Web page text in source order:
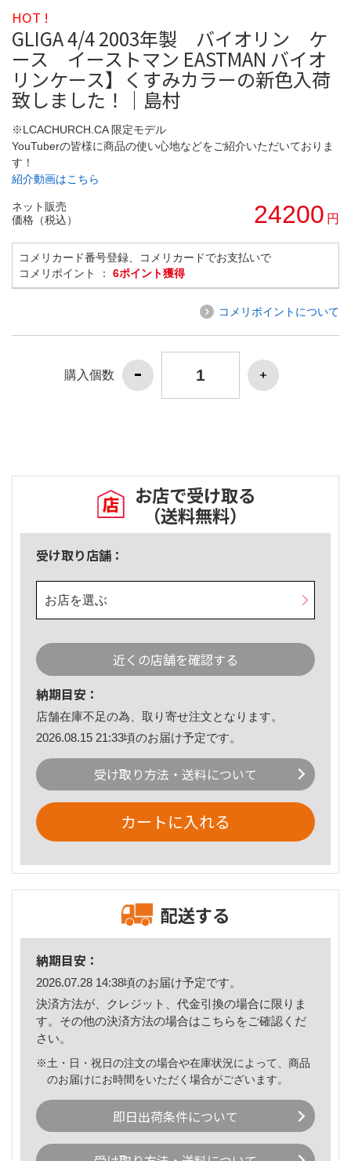
HOT !
GLIGA 4/4 2003年製 バイオリン ケ
ース イーストマン EASTMAN バイオ
リンケース】くすみカラーの新色入荷
致しました！｜島村
※LCACHURCH.CA 限定モデル
YouTuberの皆様に商品の使い心地などをご紹介いただいておりま
す！
紹介動画はこちら
ネット販売
価格（税込）
24200 円
コメリカード番号登録、コメリカードでお支払いで
コメリポイント ： 6ポイント獲得
コメリポイントについて
購入個数
お店で受け取る
（送料無料）
受け取り店舗：
お店を選ぶ
近くの店舗を確認する
納期目安：
店舗在庫不足の為、取り寄せ注文となります。
2026.08.15 21:33頃のお届け予定です。
受け取り方法・送料について
カートに入れる
配送する
納期目安：
2026.07.28 14:38頃のお届け予定です。
決済方法が、クレジット、代金引換の場合に限りま
す。その他の決済方法の場合はこちら をご確認くだ
さい。
※土・日・祝日の注文の場合や在庫状況によって、商品
のお届けにお時間をいただく場合がございます。
即日出荷条件について